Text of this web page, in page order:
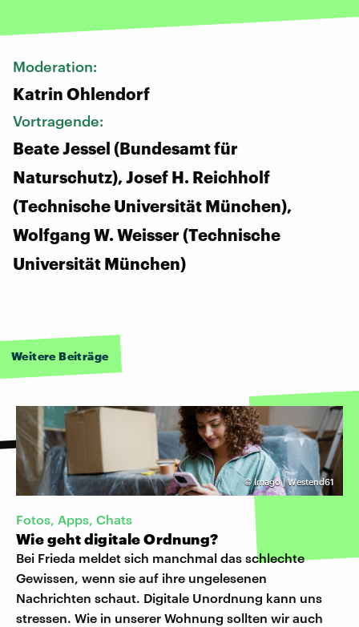
Moderation:
Katrin Ohlendorf
Vortragende:
Beate Jessel (Bundesamt für
Naturschutz), Josef H. Reichholf
(Technische Universität München),
Wolfgang W. Weisser (Technische
Universität München)
Weitere Beiträge
©Imago | Westend61
Fotos, Apps, Chats
Wie geht digitale Ordnung?
Bei Frieda meldet sich manchmal das schlechte
Gewissen, wenn sie auf ihre ungelesenen
Nachrichten schaut. Digitale Unordnung kann uns
stressen. Wie in unserer Wohnung sollten wir auch